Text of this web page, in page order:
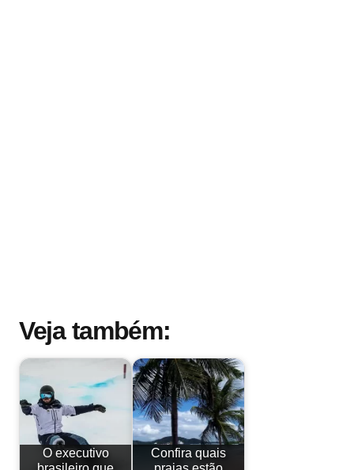
Veja também:
O executivo
Confira quais